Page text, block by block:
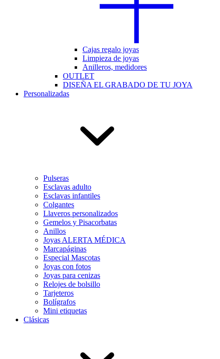
Cajas regalo joyas
Limpieza de joyas
Anilleros, medidores
OUTLET
DISEÑA EL GRABADO DE TU JOYA
Personalizadas
Pulseras
Esclavas adulto
Esclavas infantiles
Colgantes
Llaveros personalizados
Gemelos y Pisacorbatas
Anillos
Joyas ALERTA MÉDICA
Marcapáginas
Especial Mascotas
Joyas con fotos
Joyas para cenizas
Relojes de bolsillo
Tarjeteros
Bolígrafos
Mini etiquetas
Clásicas